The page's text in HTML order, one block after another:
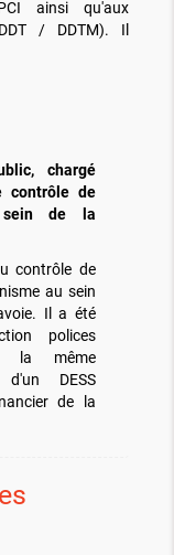
ainsi qu'aux
/ DDTM). Il
chargé
contrôle de
sein de la
contrôle de
au sein
Il a été
polices
la même
DESS
de la